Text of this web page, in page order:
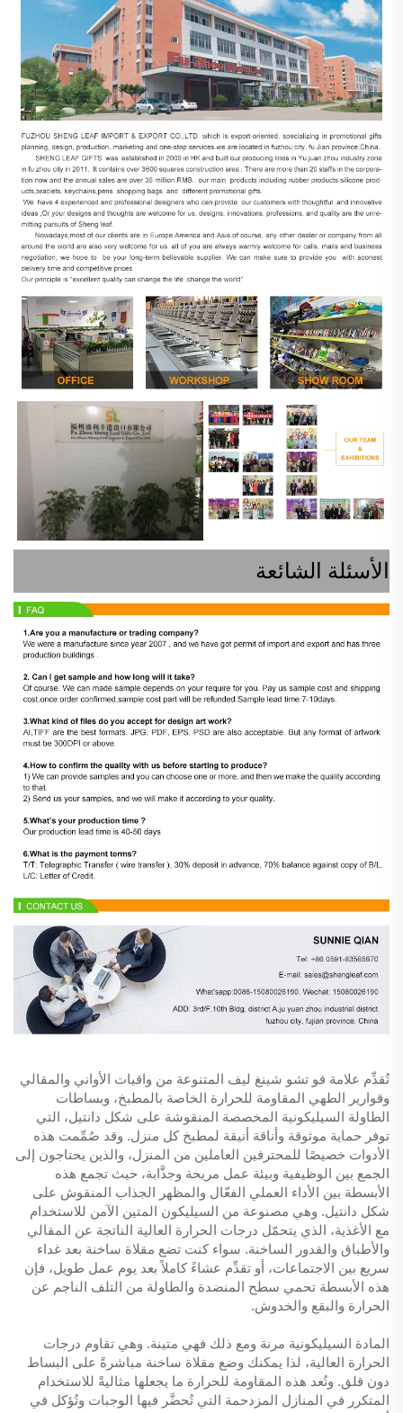
الأسئلة الشائعة
تُقدِّم علامة فو تشو شينغ ليف المتنوعة من واقيات الأواني والمقالي
وقوارير الطهي المقاومة للحرارة الخاصة بالمطبخ، وبساطات
الطاولة السيليكونية المخصصة المنقوشة على شكل دانتيل، التي
توفر حماية موثوقة وأناقة أنيقة لمطبخ كل منزل. وقد صُمِّمت هذه
الأدوات خصيصًا للمحترفين العاملين من المنزل، والذين يحتاجون إلى
الجمع بين الوظيفية وبيئة عمل مريحة وجذَّابة، حيث تجمع هذه
الأبسطة بين الأداء العملي الفعّال والمظهر الجذاب المنقوش على
شكل دانتيل. وهي مصنوعة من السيليكون المتين الآمن للاستخدام
مع الأغذية، الذي يتحمّل درجات الحرارة العالية الناتجة عن المقالي
والأطباق والقدور الساخنة. سواء كنت تضع مقلاة ساخنة بعد غداء
سريع بين الاجتماعات، أو تقدِّم عشاءً كاملاً بعد يوم عمل طويل، فإن
هذه الأبسطة تحمي سطح المنضدة والطاولة من التلف الناجم عن
الحرارة والبقع والخدوش.
المادة السيليكونية مرنة ومع ذلك فهي متينة. وهي تقاوم درجات
الحرارة العالية، لذا يمكنك وضع مقلاة ساخنة مباشرةً على البساط
دون قلق. وتُعد هذه المقاومة للحرارة ما يجعلها مثاليةً للاستخدام
المتكرر في المنازل المزدحمة التي تُحضَّر فيها الوجبات وتُؤكل في